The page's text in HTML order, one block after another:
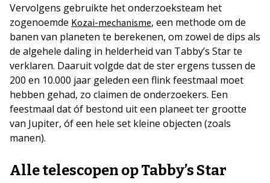
Vervolgens gebruikte het onderzoeksteam het
zogenoemde Kozai-mechanisme, een methode om de
banen van planeten te berekenen, om zowel de dips als
de algehele daling in helderheid van Tabby’s Star te
verklaren. Daaruit volgde dat de ster ergens tussen de
200 en 10.000 jaar geleden een flink feestmaal moet
hebben gehad, zo claimen de onderzoekers. Een
feestmaal dat óf bestond uit een planeet ter grootte
van Jupiter, óf een hele set kleine objecten (zoals
manen).
Alle telescopen op Tabby’s Star